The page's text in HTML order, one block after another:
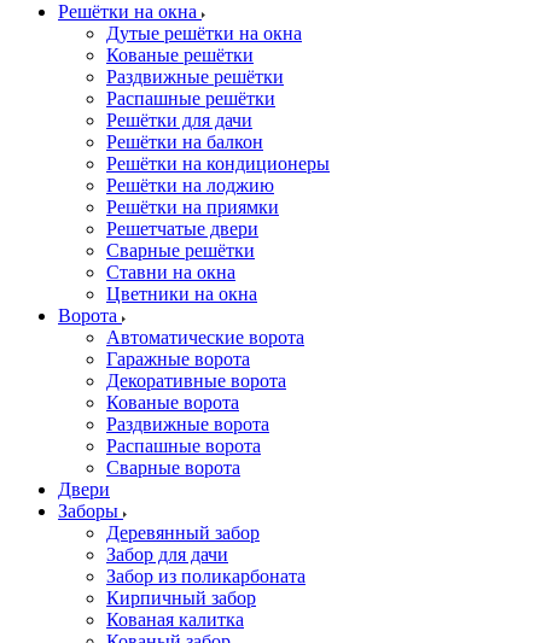
Решётки на окна
Дутые решётки на окна
Кованые решётки
Раздвижные решётки
Распашные решётки
Решётки для дачи
Решётки на балкон
Решётки на кондиционеры
Решётки на лоджию
Решётки на приямки
Решетчатые двери
Сварные решётки
Ставни на окна
Цветники на окна
Ворота
Автоматические ворота
Гаражные ворота
Декоративные ворота
Кованые ворота
Раздвижные ворота
Распашные ворота
Сварные ворота
Двери
Заборы
Деревянный забор
Забор для дачи
Забор из поликарбоната
Кирпичный забор
Кованая калитка